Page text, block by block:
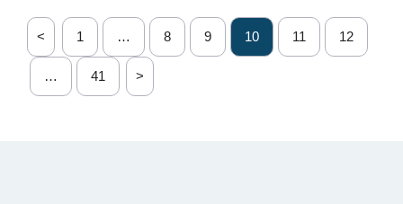
< 1 … 8 9 10 11 12
… 41 >